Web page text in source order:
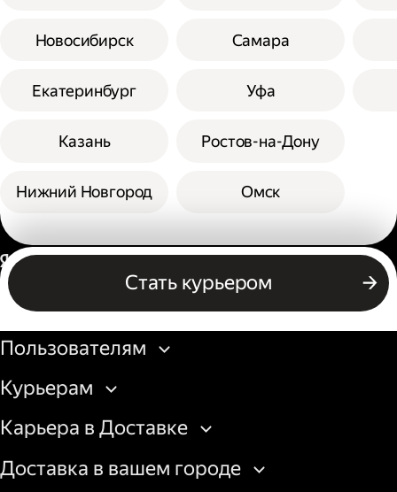
Новосибирск
Екатеринбург
Казань
Нижний Новгород
Самара
Уфа
Ростов-на-Дону
Омск
Стать курьером
Россия
Бизнесу
Пользователям
Курьерам
Карьера в Доставке
Доставка в вашем городе